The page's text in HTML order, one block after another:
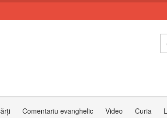
Comentariu evanghelic Video Curia